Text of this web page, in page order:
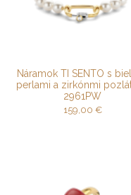
Náramok TI SENTO s
perlami a zirkónmi
2961PW
159,00 €